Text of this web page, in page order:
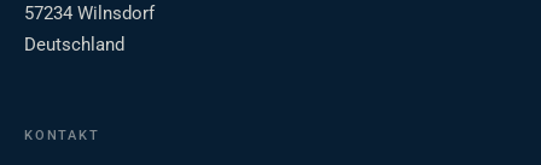
57234 Wilnsdorf
Deutschland
KONTAKT